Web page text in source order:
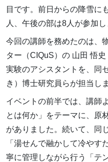
目です。前日からの降雪に
人、午後の部は8人が参加し
今回の講師を務めたのは、
ター（CIQuS）の 山田 悟
実験のアシスタントを、同
き）博士研究員らが担当し
イベントの前半では、講師
とは何か」をテーマに、原
がありました。続いて、同
「湯せんで融かして冷やす
寧に管理しながら行う「テ